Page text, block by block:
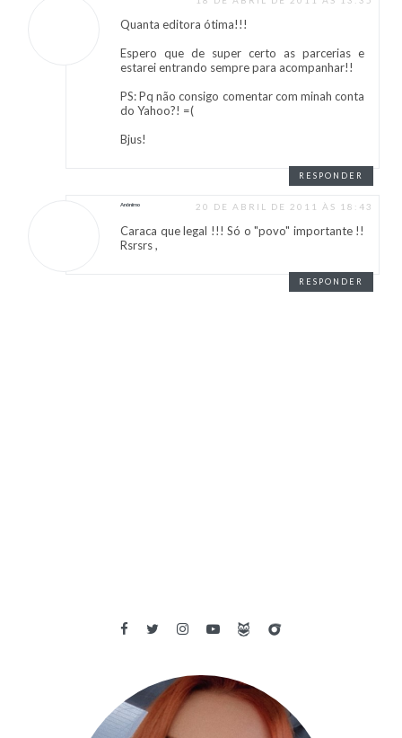
Quanta editora ótima!!!
Espero que de super certo as parcerias e
estarei entrando sempre para acompanhar!!
PS: Pq não consigo comentar com minah conta
do Yahoo?! =(
Bjus!
RESPONDER
Anônimo 20 DE ABRIL DE 2011 ÀS 18:43
Caraca que legal !!! Só o "povo" importante !!
Rsrsrs ,
RESPONDER